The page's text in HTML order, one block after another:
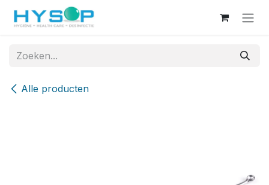
Overslaan naar inhoud
Alle producten